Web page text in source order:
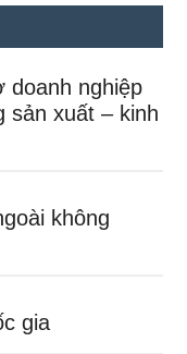
doanh nghiệp
sản xuất – kinh
không
gia